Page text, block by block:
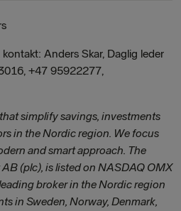
Anders Skar, Daglig leder
+47 95922277,
simplify savings, investments
in the Nordic region. We focus
and smart approach. The
(plc), is listed on NASDAQ OMX
broker in the Nordic region
in Sweden, Norway, Denmark,